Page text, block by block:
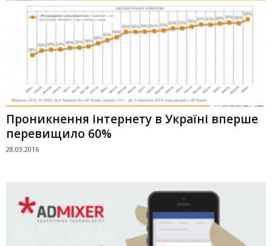
Проникнення інтернету в Україні вперше
перевищило 60%
28.03.2016